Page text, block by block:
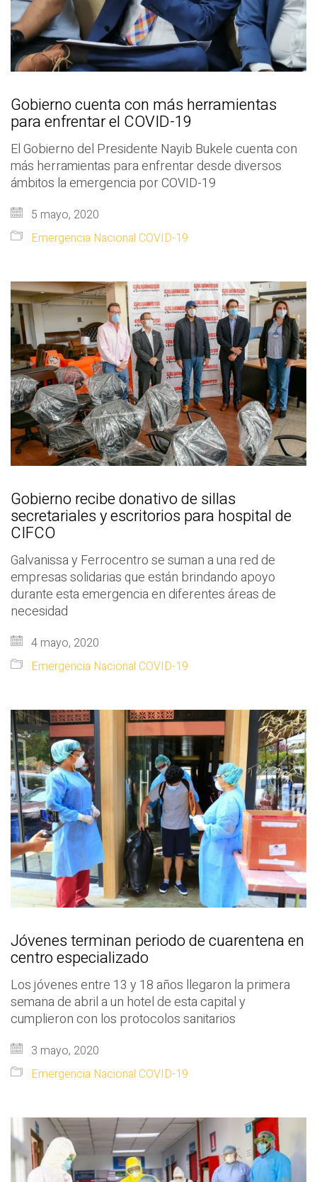
Gobierno cuenta con más herramientas
para enfrentar el COVID-19
El Gobierno del Presidente Nayib Bukele cuenta con
más herramientas para enfrentar desde diversos
ámbitos la emergencia por COVID-19
5 mayo, 2020
Emergencia Nacional COVID-19
Gobierno recibe donativo de sillas
secretariales y escritorios para hospital de
CIFCO
Galvanissa y Ferrocentro se suman a una red de
empresas solidarias que están brindando apoyo
durante esta emergencia en diferentes áreas de
necesidad
4 mayo, 2020
Emergencia Nacional COVID-19
Jóvenes terminan periodo de cuarentena en
centro especializado
Los jóvenes entre 13 y 18 años llegaron la primera
semana de abril a un hotel de esta capital y
cumplieron con los protocolos sanitarios
3 mayo, 2020
Emergencia Nacional COVID-19